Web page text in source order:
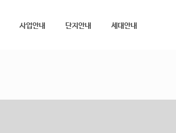
사업안내 단지안내 세대안내